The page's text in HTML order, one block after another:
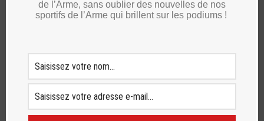
jean-louis reynaert
RELATED ARTICLES
de l’Arme, sans oublier des nouvelles de nos
sportifs de l’Arme qui brillent sur les podiums !